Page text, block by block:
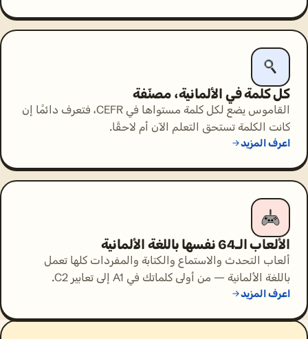
كل كلمة في الألمانية، مصنّفة
القاموس يضع لكل كلمة مستواها في CEFR، فتعرف دائمًا إن
كانت الكلمة تستحق التعلم الآن أم لاحقًا.
اعرف المزيد
الألعاب الـ64 نفسها باللغة الألمانية
ألعاب التحدث والاستماع والكتابة والمفردات كلها تعمل
باللغة الألمانية — من أولى كلماتك في A1 إلى تعابير C2.
اعرف المزيد